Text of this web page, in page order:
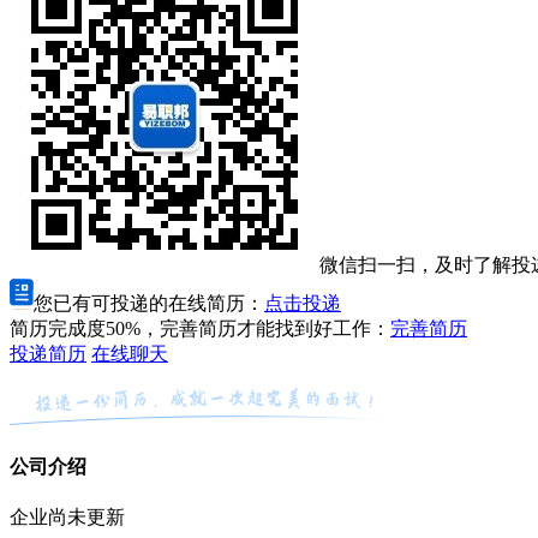
微信扫一扫，及时了解投
您已有可投递的在线简历： 点击投递
简历完成度50%，完善简历才能找到好工作： 完善简历
投递简历 在线聊天
公司介绍
企业尚未更新